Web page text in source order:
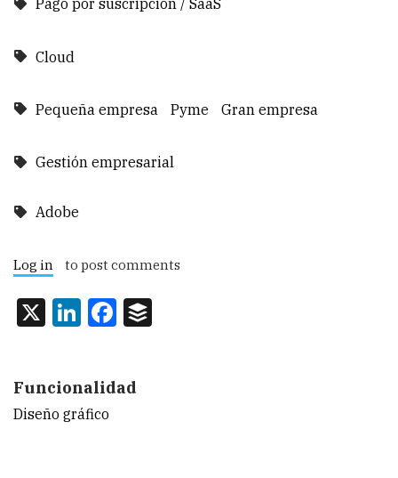
Pago por suscripción / SaaS
Cloud
Pequeña empresa Pyme Gran empresa
Gestión empresarial
Adobe
Log in to post comments
X LinkedIn
Facebook
Funcionalidad
Diseño gráfico